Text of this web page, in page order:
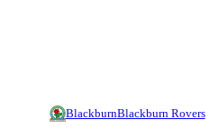
BlackburnBlackburn Rovers